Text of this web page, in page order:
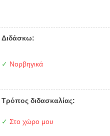
Διδάσκω:
✓ Νορβηγικά
Τρόπος διδασκαλίας:
✓ Στο χώρο μου